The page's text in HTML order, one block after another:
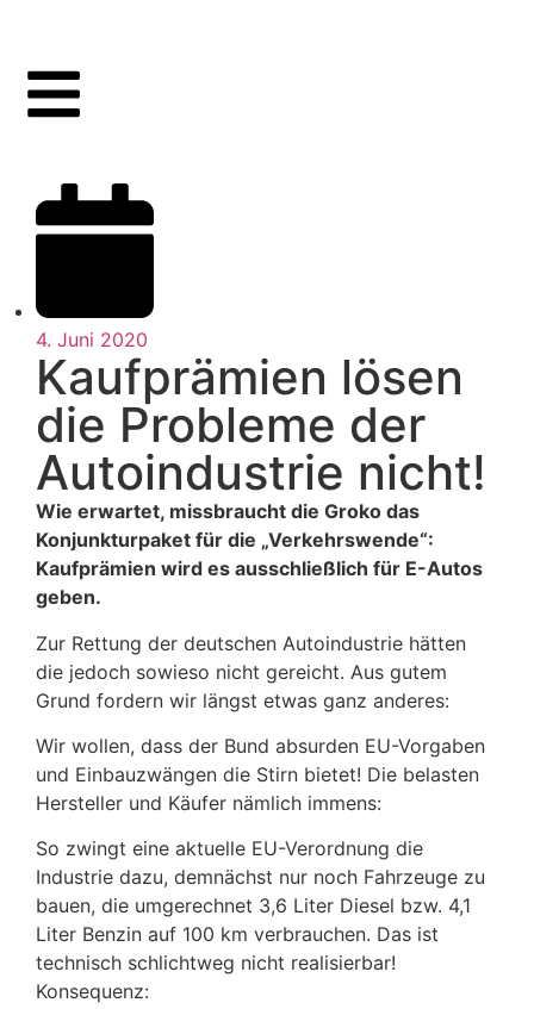
4. Juni 2020
Kaufprämien lösen
die Probleme der
Autoindustrie nicht!
Wie erwartet, missbraucht die Groko das
Konjunkturpaket für die „Verkehrswende“:
Kaufprämien wird es ausschließlich für E-Autos
geben.
Zur Rettung der deutschen Autoindustrie hätten
die jedoch sowieso nicht gereicht. Aus gutem
Grund fordern wir längst etwas ganz anderes:
Wir wollen, dass der Bund absurden EU-Vorgaben
und Einbauzwängen die Stirn bietet! Die belasten
Hersteller und Käufer nämlich immens:
So zwingt eine aktuelle EU-Verordnung die
Industrie dazu, demnächst nur noch Fahrzeuge zu
bauen, die umgerechnet 3,6 Liter Diesel bzw. 4,1
Liter Benzin auf 100 km verbrauchen. Das ist
technisch schlichtweg nicht realisierbar!
Konsequenz: